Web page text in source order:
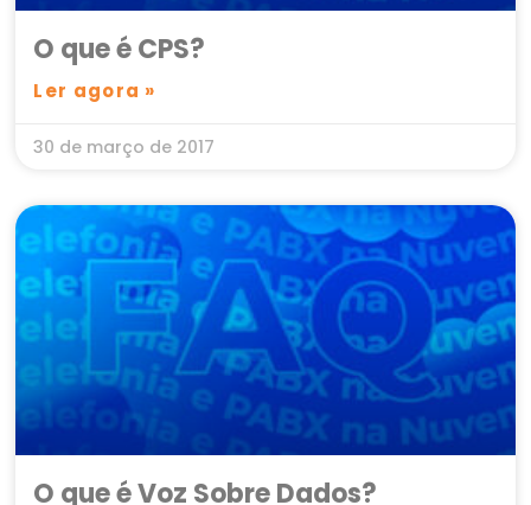
O que é CPS?
Ler agora »
30 de março de 2017
O que é Voz Sobre Dados?